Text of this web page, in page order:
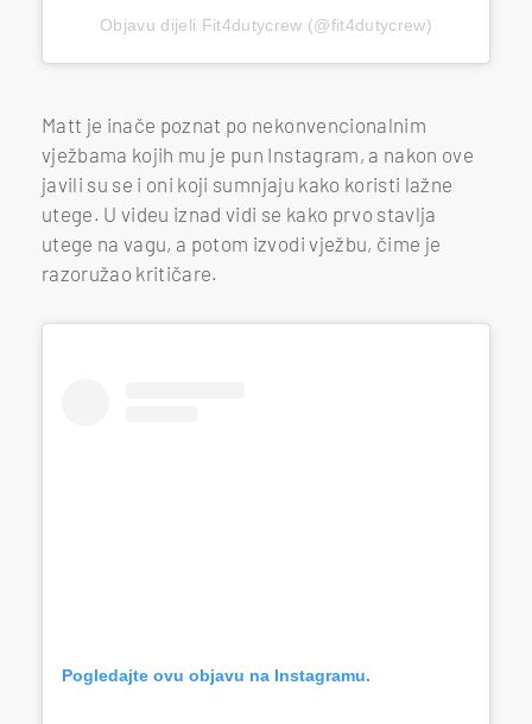
Objavu dijeli Fit4dutycrew (@fit4dutycrew)
Matt je inače poznat po nekonvencionalnim
vježbama kojih mu je pun Instagram, a nakon ove
javili su se i oni koji sumnjaju kako koristi lažne
utege. U videu iznad vidi se kako prvo stavlja
utege na vagu, a potom izvodi vježbu, čime je
razoružao kritičare.
Pogledajte ovu objavu na Instagramu.